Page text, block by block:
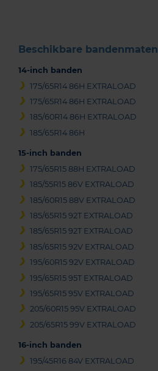
Beschikbare bandenmaten
14-inch banden
175/65R14 86H EXTRALOAD
175/65R14 86H EXTRALOAD
185/60R14 86H EXTRALOAD
185/65R14 86H
15-inch banden
175/65R15 88H EXTRALOAD
185/55R15 86V EXTRALOAD
185/60R15 88V EXTRALOAD
185/65R15 92T EXTRALOAD
185/65R15 92T EXTRALOAD
185/65R15 92V EXTRALOAD
195/60R15 92V EXTRALOAD
195/65R15 95T EXTRALOAD
195/65R15 95V EXTRALOAD
205/60R15 95V EXTRALOAD
205/65R15 99V EXTRALOAD
16-inch banden
195/45R16 84V EXTRALOAD